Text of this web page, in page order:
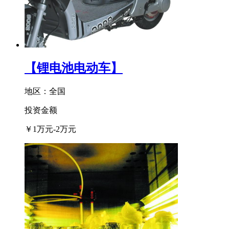
【锂电池电动车】
地区：全国
投资金额
￥ 1万元-2万元